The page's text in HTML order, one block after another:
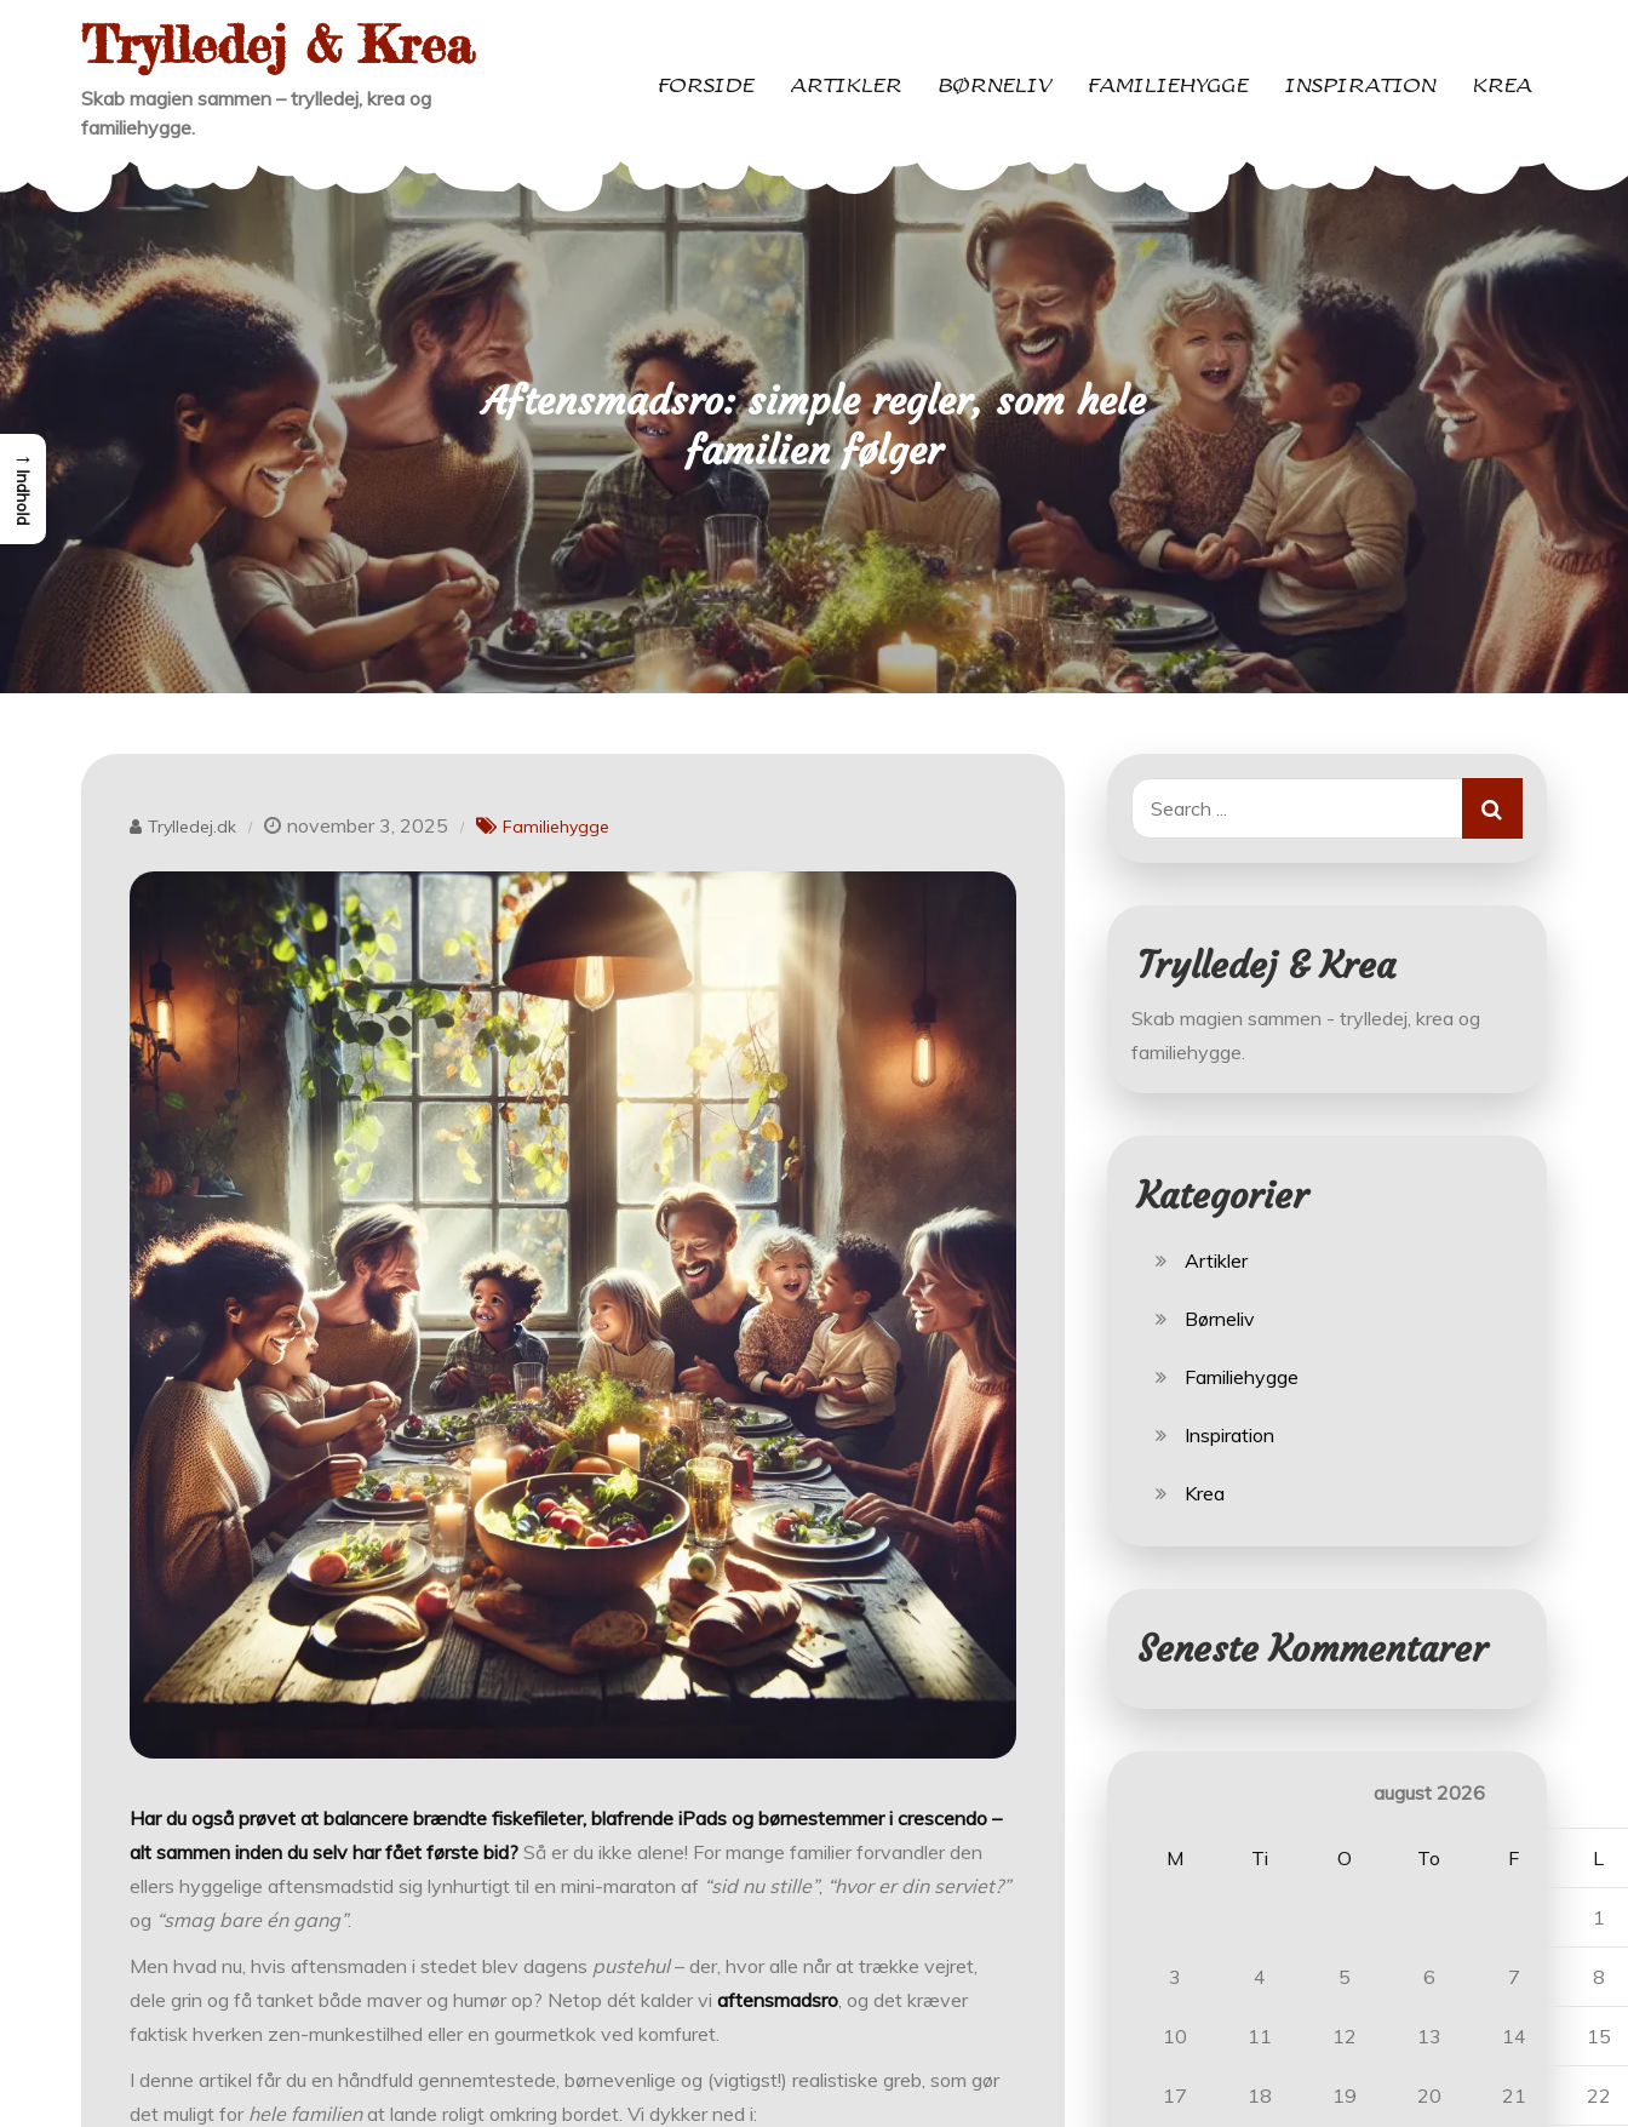
Trylledej & Krea
Skab magien sammen – trylledej, krea og
familiehygge.
FORSIDE ARTIKLER BØRNELIV FAMILIEHYGGE INSPIRATION KREA
Aftensmadsro: simple regler, som hele
familien følger
Trylledej.dk november 3, 2025 Familiehygge
Har du også prøvet at balancere brændte fiskefileter, blafrende iPads og børnestemmer i crescendo –
alt sammen inden du selv har fået første bid? Så er du ikke alene! For mange familier forvandler den
ellers hyggelige aftensmadstid sig lynhurtigt til en mini-maraton af “sid nu stille”, “hvor er din serviet?”
og “smag bare én gang”.
Men hvad nu, hvis aftensmaden i stedet blev dagens pustehul– der, hvor alle når at trække vejret,
dele grin og få tanket både maver og humør op? Netop dét kalder viaftensmadsro , og det kræver
faktisk hverken zen-munkestilhed eller en gourmetkok ved komfuret.
I denne artikel får du en håndfuld gennemtestede, børnevenlige og (vigtigst!) realistiske greb, som gør
det muligt for hele familienat lande roligt omkring bordet. Vi dykker ned i:
Search
for:
Trylledej & Krea
Skab magien sammen - trylledej, krea og
familiehygge.
Kategorier
Artikler
Børneliv
Familiehygge
Inspiration
Krea
Seneste Kommentarer
august 2026
M Ti O To F L
1
3 4 5 6 7 8
10 11 12 13 14 15
17 18 19 20 21 22
→
Indhold